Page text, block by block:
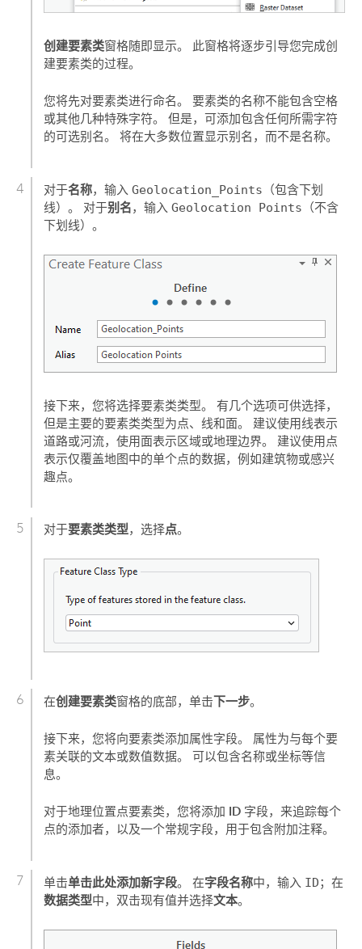
创建要素类窗格随即显示。 此窗格将逐步引导您完成创
建要素类的过程。
您将先对要素类进行命名。 要素类的名称不能包含空格
或其他几种特殊字符。 但是，可添加包含任何所需字符
的可选别名。 将在大多数位置显示别名，而不是名称。
对于名称，输入Geolocation_Points （包含下划
线）。 对于别名，输入Geolocation Points （不含
下划线）。
接下来，您将选择要素类类型。 有几个选项可供选择，
但是主要的要素类类型为点、线和面。 建议使用线表示
道路或河流，使用面表示区域或地理边界。 建议使用点
表示仅覆盖地图中的单个点的数据，例如建筑物或感兴
趣点。
对于要素类类型，选择点。
在创建要素类窗格的底部，单击下一步。
接下来，您将向要素类添加属性字段。 属性为与每个要
素关联的文本或数值数据。 可以包含名称或坐标等信
息。
对于地理位置点要素类，您将添加 ID 字段，来追踪每个
点的添加者，以及一个常规字段，用于包含附加注释。
单击单击此处添加新字段。 在字段名称中，输入 ID；在
数据类型中，双击现有值并选择文本。